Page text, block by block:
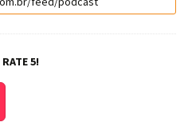
RATE 5!